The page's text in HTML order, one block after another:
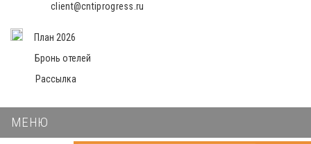
client@cntiprogress.ru
План 2026
Бронь отелей
Рассылка
МЕНЮ